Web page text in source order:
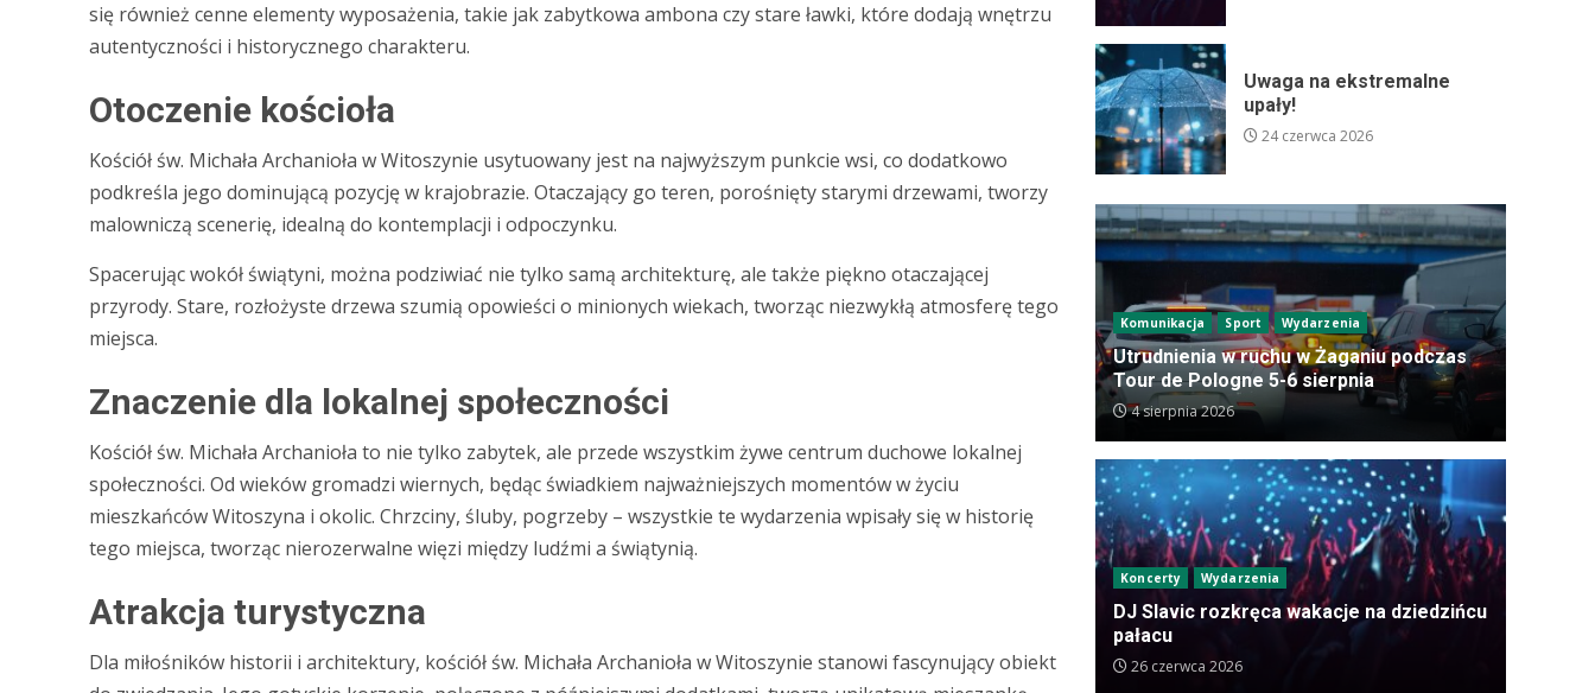
się również cenne elementy wyposażenia, takie jak zabytkowa ambona czy stare ławki, które dodają wnętrzu
autentyczności i historycznego charakteru.
Otoczenie kościoła
Kościół św. Michała Archanioła w Witoszynie usytuowany jest na najwyższym punkcie wsi, co dodatkowo
podkreśla jego dominującą pozycję w krajobrazie. Otaczający go teren, porośnięty starymi drzewami, tworzy
malowniczą scenerię, idealną do kontemplacji i odpoczynku.
Spacerując wokół świątyni, można podziwiać nie tylko samą architekturę, ale także piękno otaczającej
przyrody. Stare, rozłożyste drzewa szumią opowieści o minionych wiekach, tworząc niezwykłą atmosferę tego
miejsca.
Znaczenie dla lokalnej społeczności
Kościół św. Michała Archanioła to nie tylko zabytek, ale przede wszystkim żywe centrum duchowe lokalnej
społeczności. Od wieków gromadzi wiernych, będąc świadkiem najważniejszych momentów w życiu
mieszkańców Witoszyna i okolic. Chrzciny, śluby, pogrzeby – wszystkie te wydarzenia wpisały się w historię
tego miejsca, tworząc nierozerwalne więzi między ludźmi a świątynią.
Atrakcja turystyczna
Dla miłośników historii i architektury, kościół św. Michała Archanioła w Witoszynie stanowi fascynujący obiekt
Uwaga na ekstremalne
upały!
24 czerwca 2026
Komunikacja Sport Wydarzenia
Utrudnienia w ruchu w Żaganiu podczas
Tour de Pologne 5-6 sierpnia
4 sierpnia 2026
Koncerty Wydarzenia
DJ Slavic rozkręca wakacje na dziedzińcu
pałacu
26 czerwca 2026